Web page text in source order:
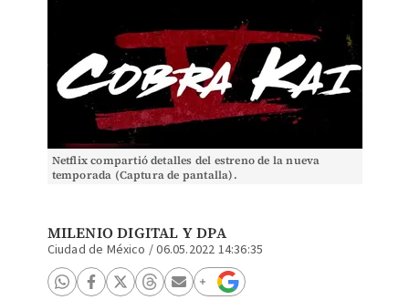
Netflix compartió detalles del estreno de la nueva
temporada (Captura de pantalla).
MILENIO DIGITAL Y DPA
Ciudad de México /06.05.2022 14:36:35